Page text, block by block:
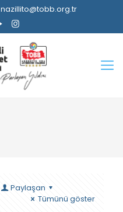
nazillito@tobb.org.tr
Paylaşan
Tümünü göster